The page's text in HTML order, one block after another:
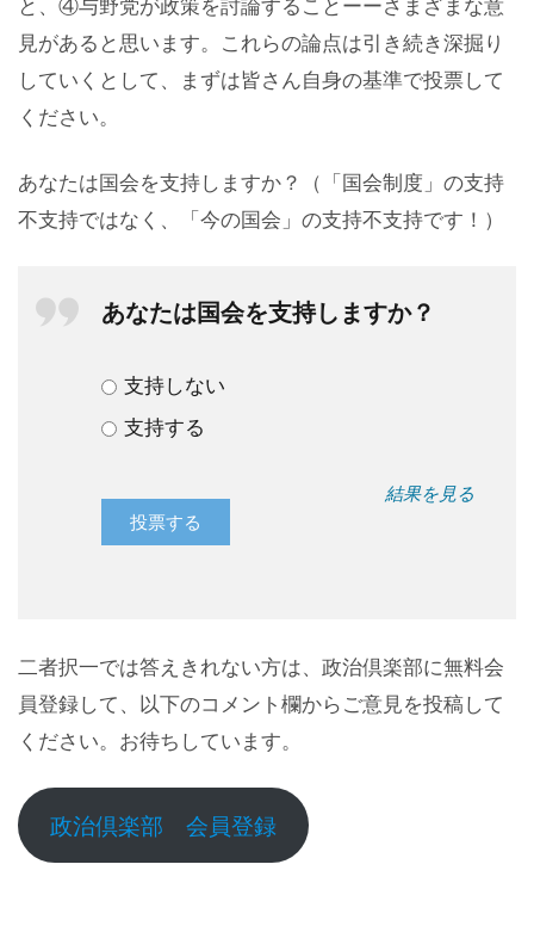
見があると思います。これらの論点は引き続き深掘り
していくとして、まずは皆さん自身の基準で投票して
ください。
あなたは国会を支持しますか？（「国会制度」の支持
不支持ではなく、「今の国会」の支持不支持です！）
あなたは国会を支持しますか？
支持しない
支持する
結果を見る
二者択一では答えきれない方は、政治倶楽部に無料会
員登録して、以下のコメント欄からご意見を投稿して
ください。お待ちしています。
政治倶楽部 会員登録